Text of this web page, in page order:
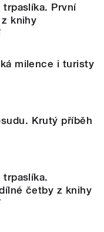
trpaslíka. První
knihy
milence i turisty
Krutý příběh
trpaslíka.
četby z knihy